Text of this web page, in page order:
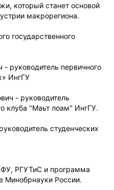
который станет основой
макрорегиона.
государственного
руководитель первичного
ИнгГУ
- руководитель
клуба "Маьт лоам" ИнгГУ.
студенческих
РГУТиС и программа
Минобрнауки России.